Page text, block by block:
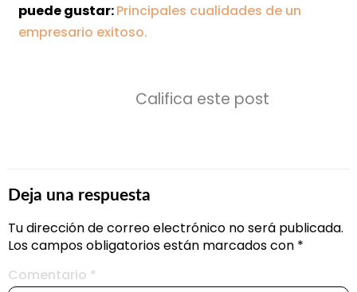
puede gustar:Principales cualidades de un
empresario exitoso.
Califica este post
Deja una respuesta
Tu dirección de correo electrónico no será publicada.
Los campos obligatorios están marcados con *
Comentario *